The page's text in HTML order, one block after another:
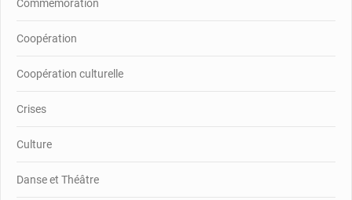
Commémoration
Coopération
Coopération culturelle
Crises
Culture
Danse et Théâtre